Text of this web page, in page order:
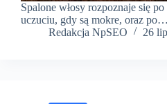
Spalone włosy rozpoznaje się
uczuciu, gdy są mokre, oraz po…
Redakcja NpSEO
26